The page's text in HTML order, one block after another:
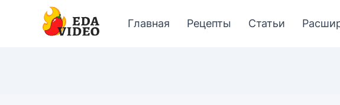
Главная Рецепты Статьи